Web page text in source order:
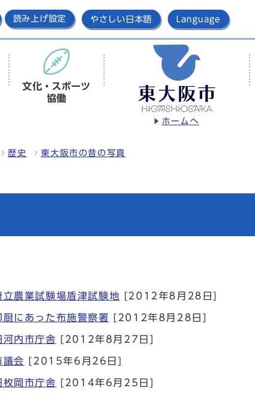
読み上げ設定 やさしい日本語 Language
ホームへ
文化・スポーツ
協働
歴史 東大阪市の昔の写真
立農業試験場盾津試験地 [2012年8月28日]
厨にあった布施警察署 [2012年8月28日]
河内市庁舎 [2012年8月27日]
議会 [2015年6月26日]
枚岡市庁舎 [2014年6月25日]